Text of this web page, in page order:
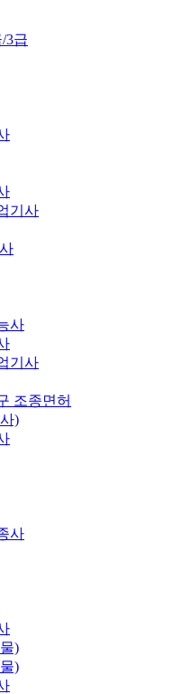
3급
기사
사
기사
조종면허
)
사
)
)